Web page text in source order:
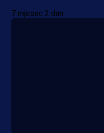
7 mjesec 2 dan